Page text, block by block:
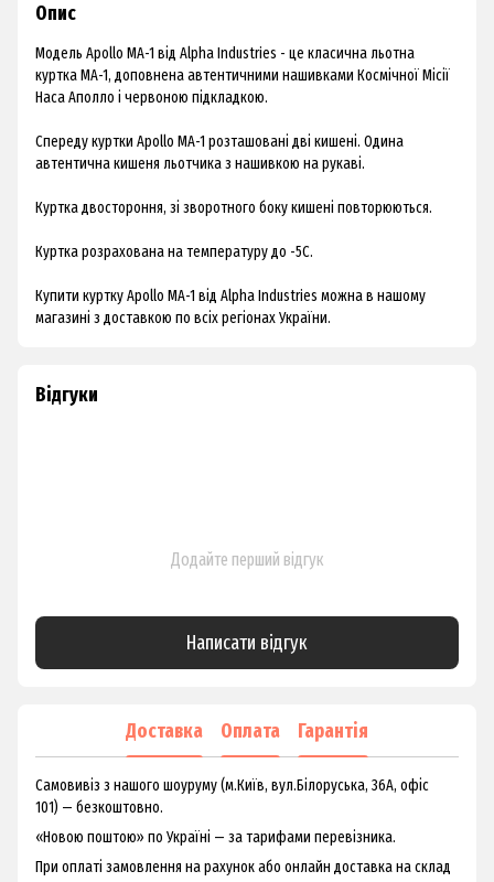
Опис
Модель Apollo MA-1 від Alpha Industries - це класична льотна
куртка МА-1, доповнена автентичними нашивками Космічної Місії
Наса Аполло і червоною підкладкою.
Спереду куртки Apollo MA-1 розташовані дві кишені. Одина
автентична кишеня льотчика з нашивкою на рукаві.
Куртка двостороння, зі зворотного боку кишені повторюються.
Куртка розрахована на температуру до -5С.
Купити куртку Apollo MA-1 від Alpha Industries можна в нашому
магазині з доставкою по всіх регіонах України.
Відгуки
Додайте перший відгук
Написати відгук
Доставка Оплата Гарантія
Самовивіз з нашого шоуруму (м.Київ, вул.Білоруська, 36А, офіс
101) — безкоштовно.
«Новою поштою» по Україні — за тарифами перевізника.
При оплаті замовлення на рахунок або онлайн доставка на склад